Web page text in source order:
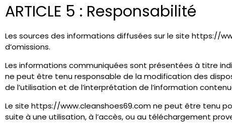
ARTICLE 5 : Responsabilité
Les sources des informations diffusées sur le site https://
d’omissions.
Les informations communiquées sont présentées à titre
ne peut être tenu responsable de la modification des
de l’utilisation et de l’interprétation de l’information
Le site https://www.cleanshoes69.com ne peut être tenu
suite à une utilisation, à l’accès, ou au téléchargement